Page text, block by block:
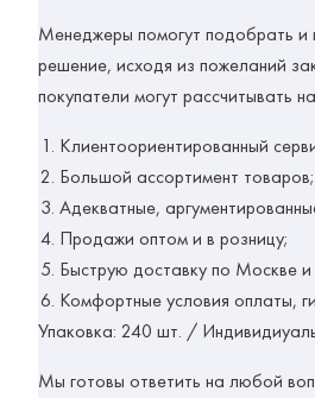
Менеджеры помогут подобрать и
решение, исходя из пожеланий
покупатели могут рассчитывать
Клиентоориентированный
Большой ассортимент товаров;
Адекватные,
Продажи оптом и в розницу;
Быструю доставку по Москве и
Комфортные условия оплаты,
Упаковка: 240 шт. /
Мы готовы ответить на любой